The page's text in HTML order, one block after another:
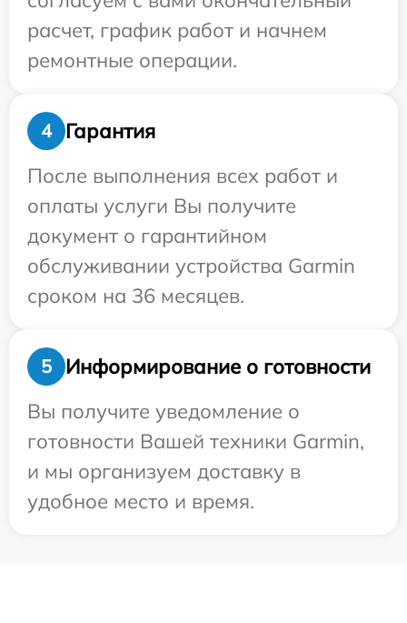
расчет, график работ и начнем
ремонтные операции.
4
Гарантия
После выполнения всех работ и
оплаты услуги Вы получите
документ о гарантийном
обслуживании устройства Garmin
сроком на 36 месяцев.
5
Информирование о готовности
Вы получите уведомление о
готовности Вашей техники Garmin,
и мы организуем доставку в
удобное место и время.